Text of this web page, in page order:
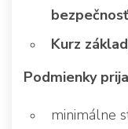
bezpečnosť
Kurz
Podmienky
minimálne